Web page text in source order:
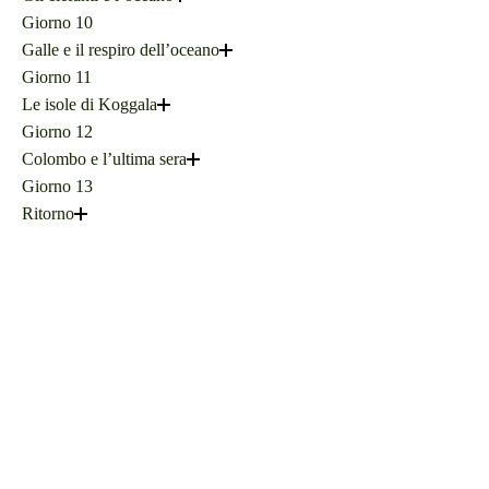
Giorno 10
Galle e il respiro dell’oceano
Giorno 11
Le isole di Koggala
Giorno 12
Colombo e l’ultima sera
Giorno 13
Ritorno